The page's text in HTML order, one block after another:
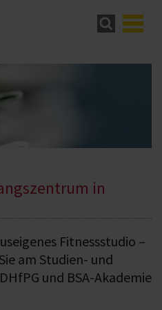
in
Fitnessstudio –
am Studien- und
und BSA-Akademie